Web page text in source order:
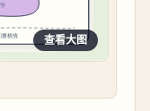
查看大图